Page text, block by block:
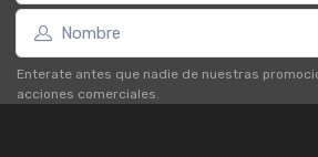
Enterate antes que nadie de nuestras
acciones comerciales.